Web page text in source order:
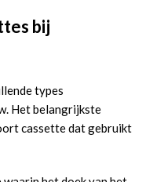
bij
types
Het belangrijkste
cassette dat gebruikt